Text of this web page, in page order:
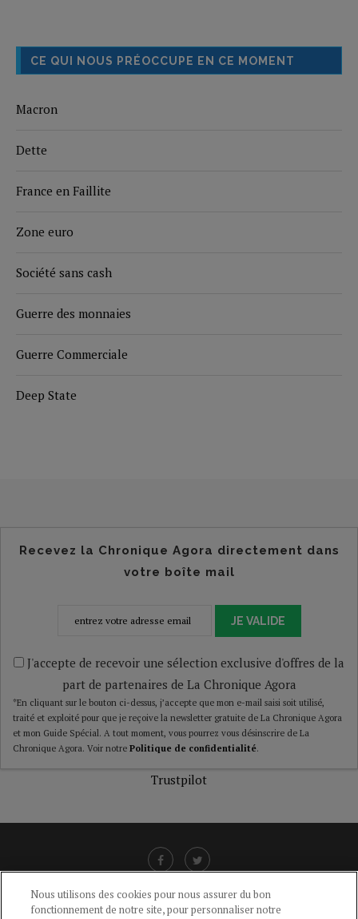
CE QUI NOUS PRÉOCCUPE EN CE MOMENT
Macron
Dette
France en Faillite
Zone euro
Société sans cash
Guerre des monnaies
Guerre Commerciale
Deep State
Recevez la Chronique Agora directement dans
votre boîte mail
JE VALIDE
J'accepte de recevoir une sélection exclusive d'offres de la
part de partenaires de La Chronique Agora
*En cliquant sur le bouton ci-dessus, j’accepte que mon e-mail saisi soit utilisé,
traité et exploité pour que je reçoive la newsletter gratuite de La Chronique Agora
et mon Guide Spécial. A tout moment, vous pourrez vous désinscrire de La
Chronique Agora. Voir notre Politique de confidentialité.
Trustpilot
Nous utilisons des cookies pour nous assurer du bon
fonctionnement de notre site, pour personnaliser notre